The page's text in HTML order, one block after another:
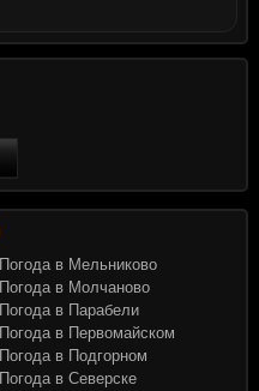
Погода в Мельниково
Погода в Молчаново
Погода в Парабели
Погода в Первомайском
Погода в Подгорном
Погода в Северске